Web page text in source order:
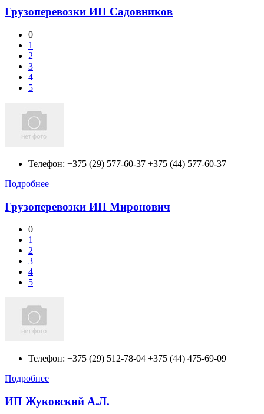
Грузоперевозки ИП Садовников
0
1
2
3
4
5
Телефон: +375 (29) 577-60-37 +375 (44) 577-60-37
Подробнее
Грузоперевозки ИП Миронович
0
1
2
3
4
5
Телефон: +375 (29) 512-78-04 +375 (44) 475-69-09
Подробнее
ИП Жуковский А.Л.